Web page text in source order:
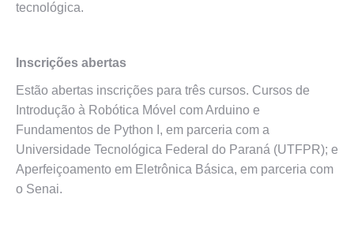
tecnológica.
Inscrições abertas
Estão abertas inscrições para três cursos. Cursos de
Introdução à Robótica Móvel com Arduino e
Fundamentos de Python I, em parceria com a
Universidade Tecnológica Federal do Paraná (UTFPR); e
Aperfeiçoamento em Eletrônica Básica, em parceria com
o Senai.